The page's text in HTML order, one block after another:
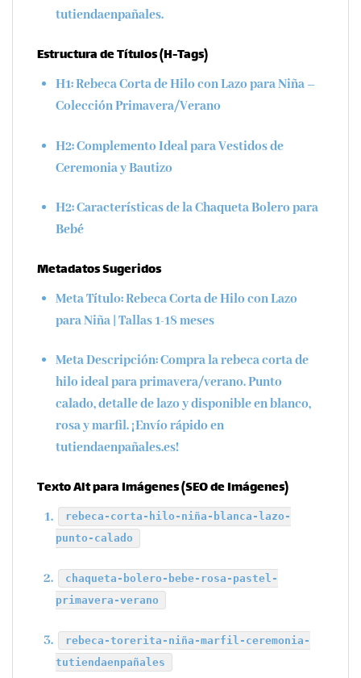
tutiendaenpañales.
Estructura de Títulos (H-Tags)
H1:Rebeca Corta de Hilo con Lazo para Niña –
Colección Primavera/Verano
H2:Complemento Ideal para Vestidos de
Ceremonia y Bautizo
H2:Características de la Chaqueta Bolero para
Bebé
Metadatos Sugeridos
Meta Título:Rebeca Corta de Hilo con Lazo
para Niña | Tallas 1-18 meses
Meta Descripción:Compra la rebeca corta de
hilo ideal para primavera/verano. Punto
calado, detalle de lazo y disponible en blanco,
rosa y marfil. ¡Envío rápido en
tutiendaenpañales.es!
Texto Alt para Imágenes (SEO de Imágenes)
rebeca-corta-hilo-niña-blanca-lazo-
punto-calado
chaqueta-bolero-bebe-rosa-pastel-
primavera-verano
rebeca-torerita-niña-marfil-ceremonia-
tutiendaenpañales